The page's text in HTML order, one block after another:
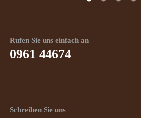
Rufen Sie uns einfach an
0961 44674
Schreiben Sie uns